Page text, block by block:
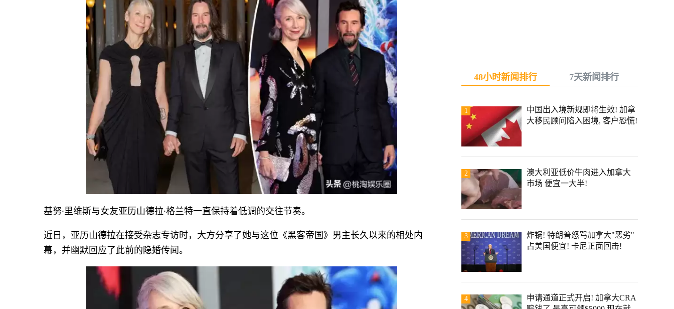
基努·里维斯与女友亚历山德拉·格兰特一直保持着低调的交往节奏。
近日，亚历山德拉在接受杂志专访时，大方分享了她与这位《黑客帝国》男主长久以来的相处内
幕，并幽默回应了此前的隐婚传闻。
48小时新闻排行 7天新闻排行
1
中国出入境新规即将生效! 加拿
大移民顾问陷入困境, 客户恐慌!
2
澳大利亚低价牛肉进入加拿大
市场 便宜一大半!
3
炸锅! 特朗普怒骂加拿大"恶劣"
占美国便宜! 卡尼正面回击!
4
申请通道正式开启! 加拿大CRA